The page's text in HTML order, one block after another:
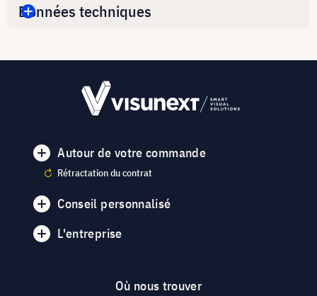
Données techniques
Autour de votre commande
Rétractation du contrat
Conseil personnalisé
L'entreprise
Où nous trouver